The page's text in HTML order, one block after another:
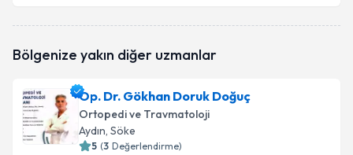
Bölgenize yakın diğer uzmanlar
Op. Dr. Gökhan Doruk Doğuç
Ortopedi ve Travmatoloji
Aydın, Söke
5 (3 Değerlendirme)